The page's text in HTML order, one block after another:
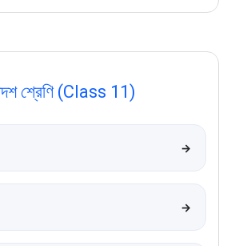
শ্রেণি (Class 11)
→
→